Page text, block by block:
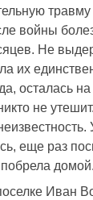
травму
войны
Не
их
осталась
не
еще раз
домой.
Иван